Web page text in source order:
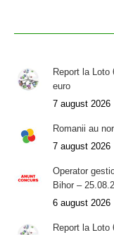
Report la
euro
7 august 2026
Romanii au
7 august 2026
Operator
Bihor –
6 august 2026
Report la